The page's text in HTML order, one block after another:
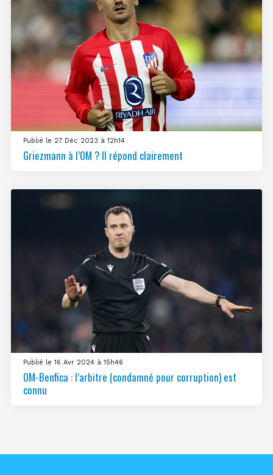
Publié le 27 Déc 2023 à 12h14
Griezmann à l’OM ? Il répond clairement
Publié le 16 Avr 2024 à 15h46
OM-Benfica : l’arbitre (condamné pour corruption) est
connu